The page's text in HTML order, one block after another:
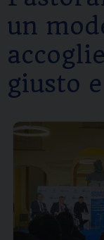
un
giusto